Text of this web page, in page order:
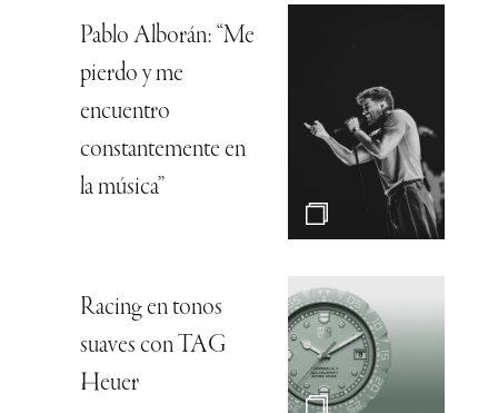
Pablo Alborán: “Me
pierdo y me
encuentro
constantemente en
la música”
Racing en tonos
suaves con TAG
Heuer